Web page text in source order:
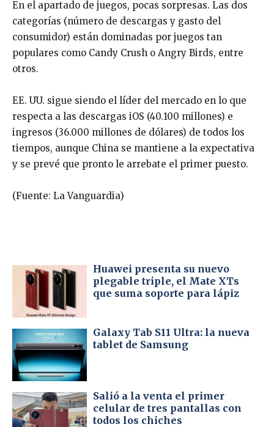
En el apartado de juegos, pocas sorpresas. Las dos
categorías (número de descargas y gasto del
consumidor) están dominadas por juegos tan
populares como Candy Crush o Angry Birds, entre
otros.
EE. UU. sigue siendo el líder del mercado en lo que
respecta a las descargas iOS (40.100 millones) e
ingresos (36.000 millones de dólares) de todos los
tiempos, aunque China se mantiene a la expectativa
y se prevé que pronto le arrebate el primer puesto.
(Fuente: La Vanguardia)
Huawei presenta su nuevo
plegable triple, el Mate XTs
que suma soporte para lápiz
Galaxy Tab S11 Ultra: la nueva
tablet de Samsung
Salió a la venta el primer
celular de tres pantallas con
todos los chiches